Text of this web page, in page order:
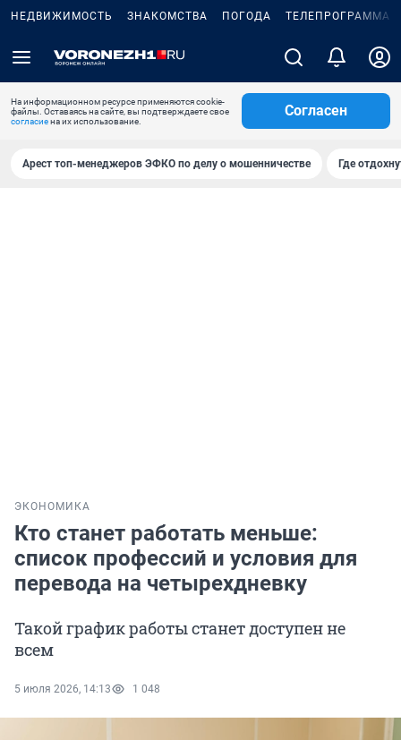
НЕДВИЖИМОСТЬ ЗНАКОМСТВА ПОГОДА ТЕЛЕПРОГРАММА
На информационном ресурсе применяются cookie-
файлы. Оставаясь на сайте, вы подтверждаете свое
согласиена их использование.
Согласен
Арест топ-менеджеров ЭФКО по делу о мошенничестве Где
ЭКОНОМИКА
Кто станет работать меньше:
список профессий и условия для
перевода на четырехдневку
Такой график работы станет доступен не
всем
5 июля 2026, 14:13 1 048